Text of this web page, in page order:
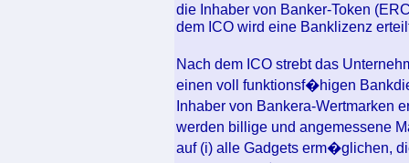
die Inhaber von Banker-Token
dem ICO wird eine Banklizenz
Nach dem ICO strebt das
einen voll funktionsf�higen
Inhaber von Bankera-Wertmarken
werden billige und angemessene
auf (i) alle Gadgets erm�glichen,